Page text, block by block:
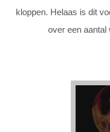
kloppen. Helaas is dit
over een aantal